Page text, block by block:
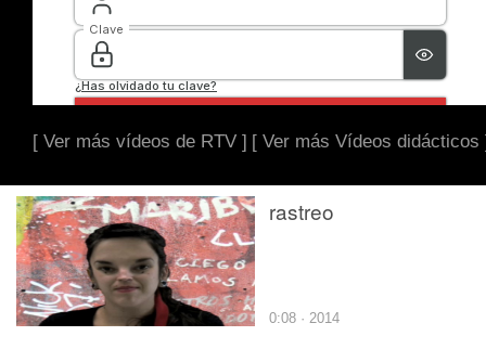
[ Ver más vídeos de RTV ] [ Ver más Vídeos didácticos
rastreo
0:08 · 2014